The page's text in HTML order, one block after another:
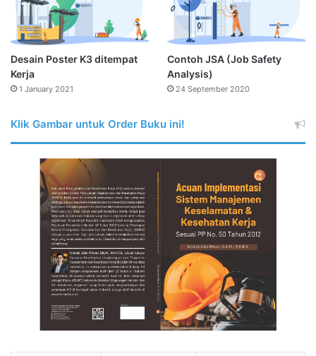
Desain Poster K3 ditempat
Kerja
1 January 2021
Contoh JSA (Job Safety
Analysis)
24 September 2020
Klik Gambar untuk Order Buku ini!